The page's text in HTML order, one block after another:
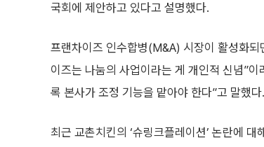
국회에 제안하고 있다고 설명했다.
프랜차이즈 인수합병(M&A) 시장이 활성화
이즈는 나눔의 사업이라는 게 개인적 신념”
록 본사가 조정 기능을 맡아야 한다”고 말했다.
최근 교촌치킨의 ‘슈링크플레이션’ 논란에